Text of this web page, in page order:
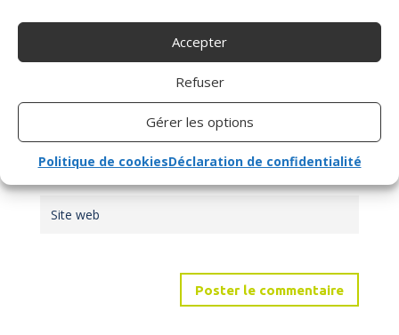
Accepter
Refuser
Gérer les options
Politique de cookiesDéclaration de confidentialité